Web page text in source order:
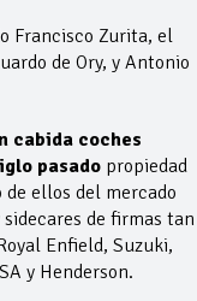
Francisco Zurita, el
de Ory, y Antonio
cabida coches
pasado propiedad
ellos del mercado
de firmas tan
Enfield, Suzuki,
y Henderson.